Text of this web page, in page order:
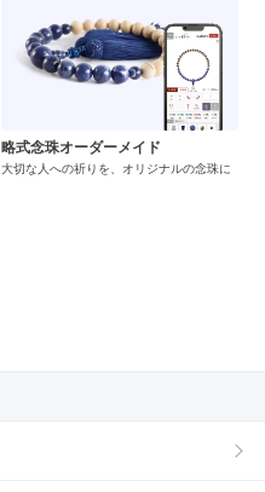
略式念珠オーダーメイド
大切な人への祈りを、オリジナルの念珠に